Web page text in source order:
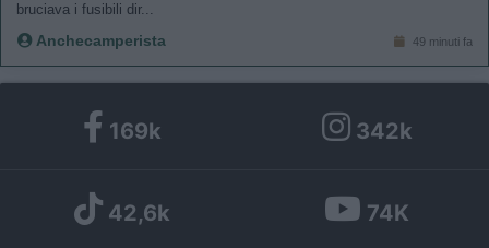
bruciava i fusibili dir...
Anchecamperista 49 minuti fa
169k 342k
42,6k 74K